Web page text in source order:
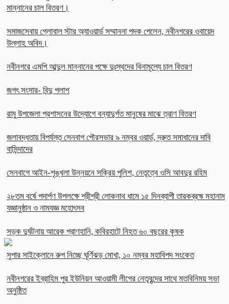
মান্নানের চাল বিতরণ।
সমাজসেবায় গ্লোবাল স্টার অ্যাওয়ার্ড সম্মাননা পদক পেলেন, নবীনগরের ওবায়েদ
উল্লাহ অবিদ।
নবীনগরে এমপি আব্দুল মান্নানের পক্ষে দুঃস্থদের বিনামূল্যে চাল বিতরণ
জগৎ সংসার- বিন্দু পলাশ
রামু উপজেলা প্রশাসনের উদ্যোগে বন্যাদুর্গত মানুষের মাঝে ত্রাণ বিতরণ
জলাবদ্ধতায় বিপর্যস্ত সেনবাগ পৌরসভার ৯ নম্বর ওয়ার্ড, দ্রুত সমাধানের দাবি
বাসিন্দাদের
সেনবাগে আইন-শৃঙ্খলা উন্নয়নে সক্রিয় পুলিশ, নেতৃত্বে ওসি আবদুর রহিম
২৮তম বর্ষে পদার্পণ উপলক্ষে শ্রীশ্রী লোকনাথ ধামে ১৫ দিনব্যাপী তারকব্রহ্ম মহানাম
যজ্ঞানুষ্ঠান ও নামযজ্ঞ মহোৎসব
সড়ক দুর্ঘটনায় আরেক প্রাণহানি, কবিরহাটে নিহত ৬০ বছরের কৃষক
সুপার সাইক্লোনে রুপ নিচ্ছে ঘূর্ণিঝড় মোখা, ১০ নম্বর মহাবিপদ সংকেত
নবীনগরের ইব্রাহিম পুর ইউনিয়ন আওয়ামী লীগের নেতৃবৃন্দের সাথে মতবিনিময় সভা
অনুষ্ঠিত